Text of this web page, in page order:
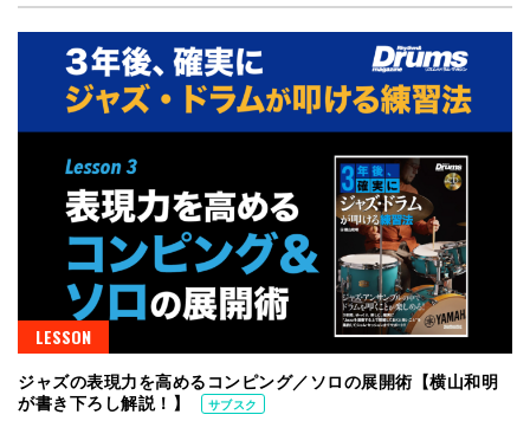
LESSON
ジャズの表現力を高めるコンピング／ソロの展開術【横山和明
が書き下ろし解説！】
サブスク